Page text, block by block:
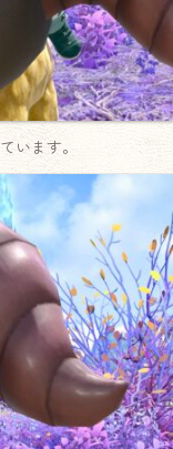
います。